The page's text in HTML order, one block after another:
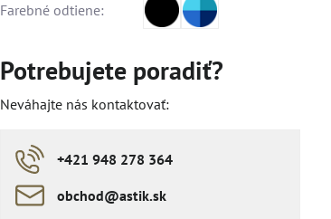
Farebné odtiene:
Potrebujete poradiť?
Neváhajte nás kontaktovať:
+421 948 278 364
obchod​​@astik​​.sk